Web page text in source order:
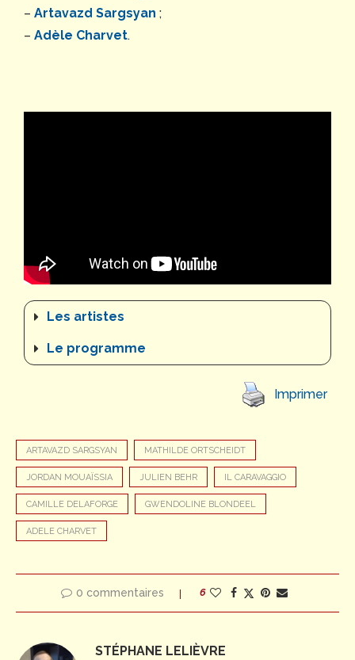
– Artavazd Sargsyan ;
– Adèle Charvet.
Les artistes
Le programme
Imprimer
ARTAVAZD SARGSYAN MATHILDE ORTSCHEIDT
JORDAN MOUAÏSSIA JULIEN BEHR IL CARAVAGGIO
CAMILLE DELAFORGE GWENDOLINE BLONDEEL
ADELE CHARVET
0 commentaires 6
STÉPHANE LELIÈVRE